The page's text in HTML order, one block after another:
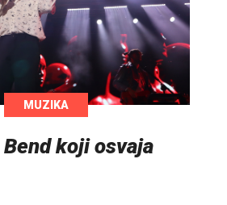
MUZIKA
koji osvaja